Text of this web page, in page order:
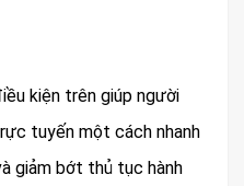
kiện trên giúp người
tuyến một cách nhanh
giảm bớt thủ tục hành